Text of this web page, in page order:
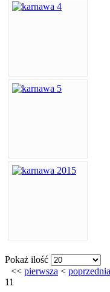
Pokaż ilość
<< pierwsza < poprzednia
11